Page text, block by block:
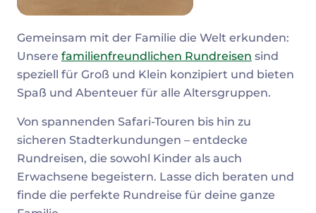
Gemeinsam mit der Familie die Welt erkunden:
Unsere familienfreundlichen Rundreisen sind
speziell für Groß und Klein konzipiert und bieten
Spaß und Abenteuer für alle Altersgruppen.
Von spannenden Safari-Touren bis hin zu
sicheren Stadterkundungen – entdecke
Rundreisen, die sowohl Kinder als auch
Erwachsene begeistern. Lasse dich beraten und
finde die perfekte Rundreise für deine ganze